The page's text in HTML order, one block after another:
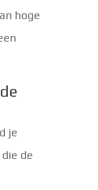
hoge
je
de